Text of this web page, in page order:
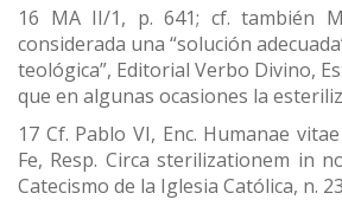
16 MA II/1, p. 641; cf. también
considerada una “solución
teológica”, Editorial Verbo Divino,
que en algunas ocasiones la
17 Cf. Pablo VI, Enc. Humanae
Fe, Resp. Circa sterilizationem in
Catecismo de la Iglesia Católica, n.